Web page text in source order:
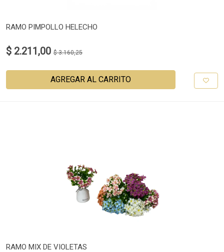
RAMO PIMPOLLO HELECHO
$ 2.211,00 $ 3.160,25
AGREGAR AL CARRITO
RAMO MIX DE VIOLETAS